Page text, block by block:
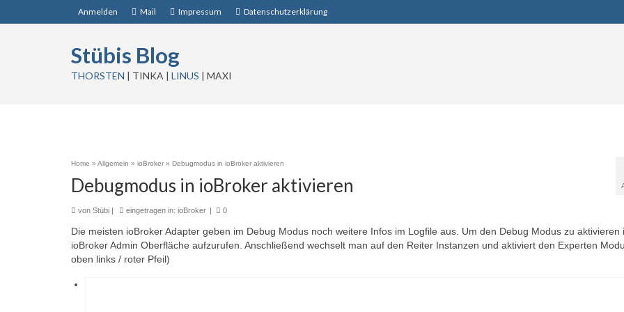
Anmelden Mail Impressum Datenschutzerklärung
Stübis Blog
THORSTEN | TINKA | LINUS | MAXI
Home » Allgemein » ioBroker » Debugmodus in ioBroker aktivieren
Debugmodus in ioBroker aktivieren
von Stübi | eingetragen in: ioBroker | 0
Die meisten ioBroker Adapter geben im Debug Modus noch weitere Infos im Logfile aus. Um den Debug Modus zu aktivieren
ioBroker Admin Oberfläche aufzurufen. Anschließend wechselt man auf den Reiter Instanzen und aktiviert den Experten
oben links / roter Pfeil)